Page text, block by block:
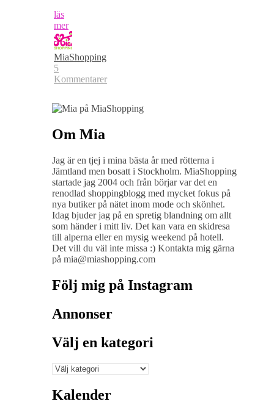
läs
mer
MiaShopping
5
Kommentarer
Om Mia
Jag är en tjej i mina bästa år med rötterna i
Jämtland men bosatt i Stockholm. MiaShopping
startade jag 2004 och från börjar var det en
renodlad shoppingblogg med mycket fokus på
nya butiker på nätet inom mode och skönhet.
Idag bjuder jag på en spretig blandning om allt
som händer i mitt liv. Det kan vara en skidresa
till alperna eller en mysig weekend på hotell.
Det vill du väl inte missa :) Kontakta mig gärna
på mia@miashopping.com
Följ mig på Instagram
Annonser
Välj en kategori
Välj
kategori
Kalender